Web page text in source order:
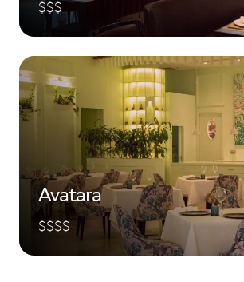
$$$
Avatara
$$$$